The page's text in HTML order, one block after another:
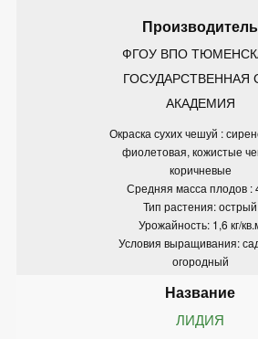
ФГОУ ВПО
ГОСУДАРСТВЕННАЯ
АКАДЕМИЯ
Окраска сухих чешуй :
фиолетовая, кожистые
коричневые
Средняя масса плодов :
Тип растения: острый
Урожайность: 1,6 кг/
Условия выращивания:
огородный
ЛИДИЯ